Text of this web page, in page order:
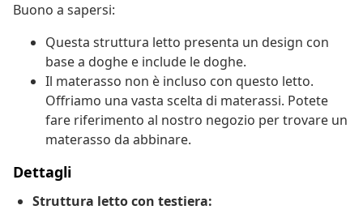
Buono a sapersi:
Questa struttura letto presenta un design con
base a doghe e include le doghe.
Il materasso non è incluso con questo letto.
Offriamo una vasta scelta di materassi. Potete
fare riferimento al nostro negozio per trovare un
materasso da abbinare.
Dettagli
Struttura letto con testiera: